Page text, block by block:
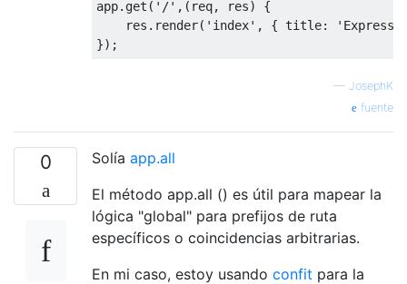
app.get( '/' ,(req, res) {
    res.render(
'index' , { title: 'Express'
— JosephK
fuente
0 Solía app.all
El método app.all () es útil para mapear la
lógica "global" para prefijos de ruta
específicos o coincidencias arbitrarias.
En mi caso, estoy usando confit para la